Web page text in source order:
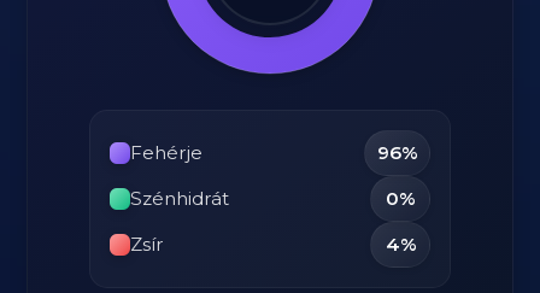
Fehérje
96%
Szénhidrát
0%
Zsír
4%